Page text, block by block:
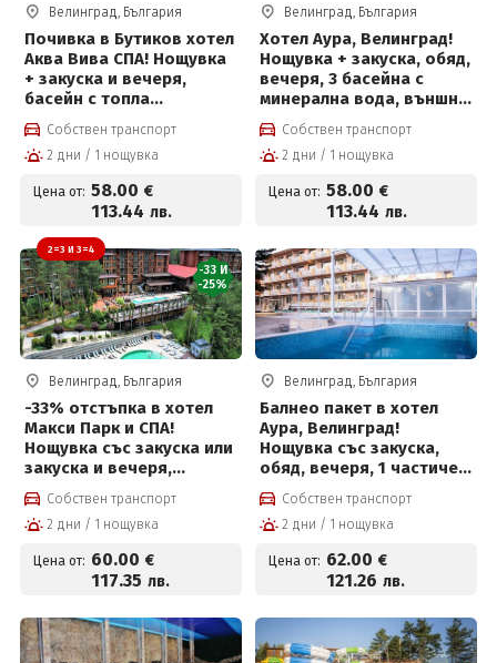
Велинград, България
Почивка в Бутиков хотел
Аква Вива СПА! Нощувка
+ закуска и вечеря,
басейн с топла
минерална вода и Уелнес
пакет за 58 евро на
човек
Собствен транспорт
2 дни / 1 нощувка
Цена от: 58.00 €
113.44 лв.
Велинград, България
Хотел Аура, Велинград!
Нощувка + закуска, обяд,
вечеря, 3 басейна с
минерална вода, външно
джакузи, солен басейн и
Уелнес зона на цена от
58 €
Собствен транспорт
2 дни / 1 нощувка
Цена от: 58.00 €
113.44 лв.
2=3 И 3=4
-33 И
-25%
Велинград, България
-33% отстъпка в хотел
Макси Парк и СПА!
Нощувка със закуска или
закуска и вечеря,
външни и вътрешни
басейни с минерална
вода, джакузи, топила и
деца до 12г
Собствен транспорт
2 дни / 1 нощувка
Цена от: 60.00 €
117.35 лв.
Велинград, България
Балнео пакет в хотел
Аура, Велинград!
Нощувка със закуска,
обяд, вечеря, 1 частичен
масаж, 2 физиотерапии,
вътрешен и външен
басейн с лечебна
център за 62 € на човек
Собствен транспорт
2 дни / 1 нощувка
Цена от: 62.00 €
121.26 лв.